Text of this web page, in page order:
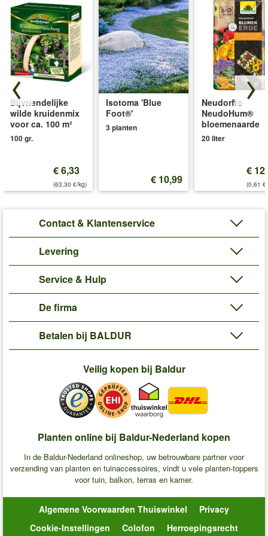
Bijvriendelijke
wilde kruidenmix
voor ca. 100 m²
100 gr.
€ 6,33
(63,30 €/kg)
Isotoma 'Blue
Foot®'
3 planten
€ 10,99
Neudorff®
NeudoHum®
bloemenaarde
20 liter
€
(0,61
Contact & Klantenservice
Levering
Service & Hulp
De firma
Betalen bij BALDUR
Veilig kopen bij Baldur
Planten online bij Baldur-Nederland kopen
In de Baldur-Nederland onlineshop, uw betrouwbare partner voor
verzending van planten en tuinaccessoires, vindt u vele planten-toppers
voor tuin, balkon, terras en kamer.
Algemene Voorwaarden Thuiswinkel
Privacy
Cookie-Instellingen
Colofon Herroepingsrecht